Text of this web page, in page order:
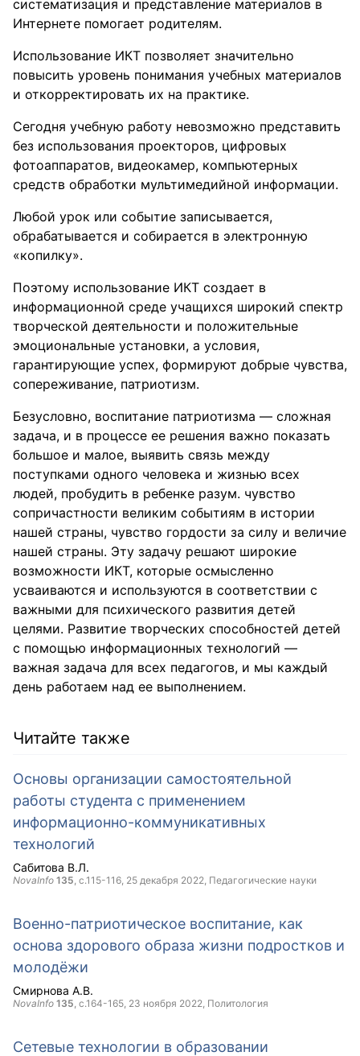
систематизация и представление материалов в
Интернете помогает родителям.
Использование ИКТ позволяет значительно
повысить уровень понимания учебных материалов
и откорректировать их на практике.
Сегодня учебную работу невозможно представить
без использования проекторов, цифровых
фотоаппаратов, видеокамер, компьютерных
средств обработки мультимедийной информации.
Любой урок или событие записывается,
обрабатывается и собирается в электронную
«копилку».
Поэтому использование ИКТ создает в
информационной среде учащихся широкий спектр
творческой деятельности и положительные
эмоциональные установки, а условия,
гарантирующие успех, формируют добрые чувства,
сопереживание, патриотизм.
Безусловно, воспитание патриотизма — сложная
задача, и в процессе ее решения важно показать
большое и малое, выявить связь между
поступками одного человека и жизнью всех
людей, пробудить в ребенке разум. чувство
сопричастности великим событиям в истории
нашей страны, чувство гордости за силу и величие
нашей страны. Эту задачу решают широкие
возможности ИКТ, которые осмысленно
усваиваются и используются в соответствии с
важными для психического развития детей
целями. Развитие творческих способностей детей
с помощью информационных технологий —
важная задача для всех педагогов, и мы каждый
день работаем над ее выполнением.
Читайте также
Основы организации самостоятельной
работы студента с применением
информационно-коммуникативных
технологий
Сабитова В.Л.
NovaInfo 135, с.115-116, 25 декабря 2022, Педагогические науки
Военно-патриотическое воспитание, как
основа здорового образа жизни подростков и
молодёжи
Смирнова А.В.
NovaInfo 135, с.164-165, 23 ноября 2022, Политология
Сетевые технологии в образовании